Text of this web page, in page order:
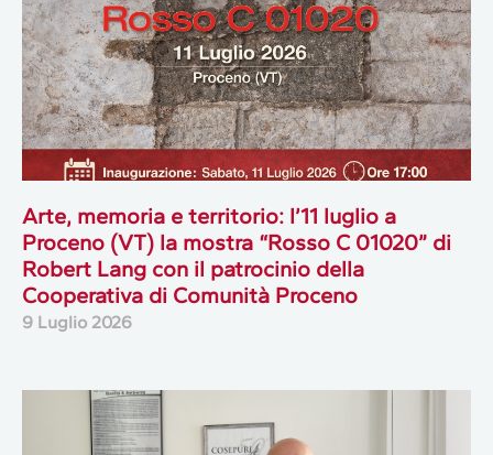
Arte, memoria e territorio: l’11 luglio a
Proceno (VT) la mostra “Rosso C 01020” di
Robert Lang con il patrocinio della
Cooperativa di Comunità Proceno
9 Luglio 2026